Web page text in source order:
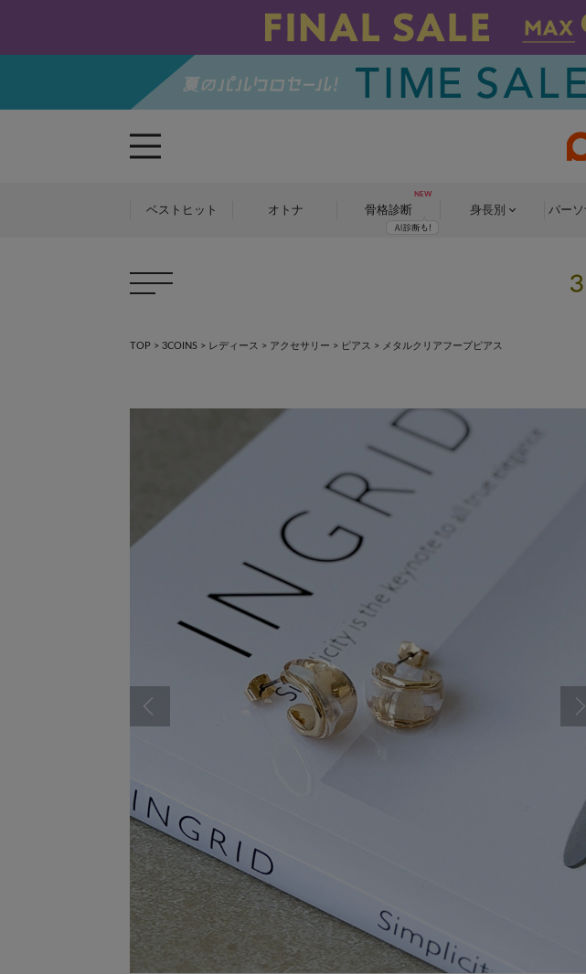
ベストヒット オトナ 骨格診断 身長別 パー
TOP > 3COINS > レディース > アクセサリー > ピアス > メタルクリアフープピアス